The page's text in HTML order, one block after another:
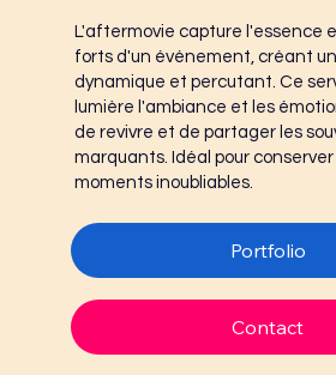
L'aftermovie capture l'essence
forts d'un événement, créant
dynamique et percutant. Ce
lumière l'ambiance et les
de revivre et de partager les
marquants. Idéal pour
moments inoubliables.
Portfolio
Contact